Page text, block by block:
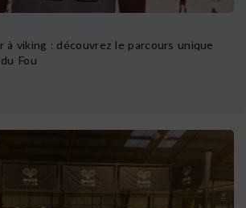
à viking : découvrez le parcours unique
Fou